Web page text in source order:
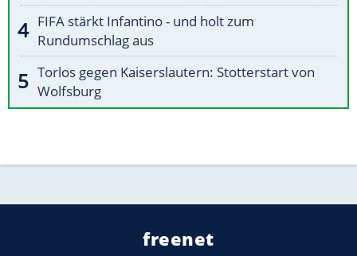
FIFA stärkt Infantino - und holt zum
Rundumschlag aus
Torlos gegen Kaiserslautern: Stotterstart von
Wolfsburg
freenet